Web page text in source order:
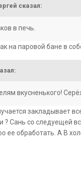
сказал:
в печь.
на паровой бане в
вкусненького!
закладывает
? Сань со следуещей
ее обработать. А В